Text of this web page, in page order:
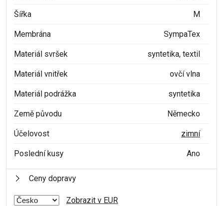
Šířka M
Membrána SympaTex
Materiál svršek syntetika, textil
Materiál vnitřek ovčí vlna
Materiál podrážka syntetika
Země původu Německo
Účelovost zimní
Poslední kusy Ano
Ceny dopravy
Zobrazit v EUR